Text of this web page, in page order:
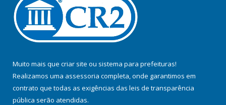
Muito mais que criar site ou sistema para prefeituras!
Realizamos uma assessoria completa, onde garantimos em
contrato que todas as exigências das leis de transparência
pública serão atendidas.